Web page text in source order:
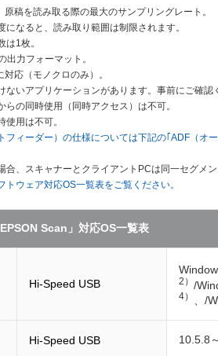
稿を読み取る際の最大のサンプリングレート。
なると、読み取り範囲は制限されます。
は1枚。
出力フォーマット。
応（モノクロのみ）。
ないアプリケーションがあります。事前にご確認
の同時使用（同時アクセス）は不可。
用は不可。
フィーダー）の仕様については下記の｢ADF（オ
合、スキャナーとクライアントPCは同一セグメ
トウェア対応OS一覧表をご覧ください。
Scan」対応OS一覧表
Hi-Speed USB 2） /
4） 、/
Hi-Speed USB 10.5.8